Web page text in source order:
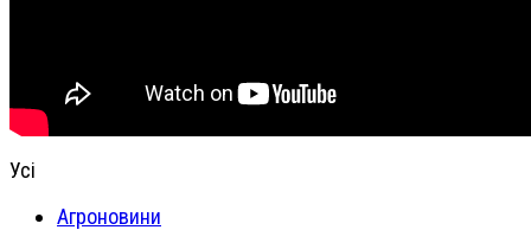
Усі
Агроновини